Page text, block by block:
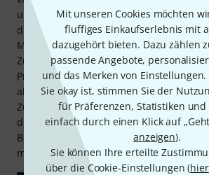
Mit unseren Cookies möchten
fluffiges Einkaufserlebnis mit
dazugehört bieten. Dazu zählen
passende Angebote,
und das Merken von
Sie okay ist, stimmen Sie der
für Präferenzen, Statistiken
einfach durch einen Klick auf
anzeigen).
Sie können Ihre erteilte
über die Cookie-Einstellungen (hier
umfangreichen Bandbreite an
die Hausmarke des Musikhauses
Menge Verstärker, Lautsprecher,
Zubehör an. Insgesamt umfasst die
Produkte. Gefertigt von etablierten
alle Artikel von Harley Benton durch
Zuverlässigkeit und einen dennoch
die ständige Erweiterung des Portfolios,
Benton so stets neue und innovative
musikalischen Alltag.